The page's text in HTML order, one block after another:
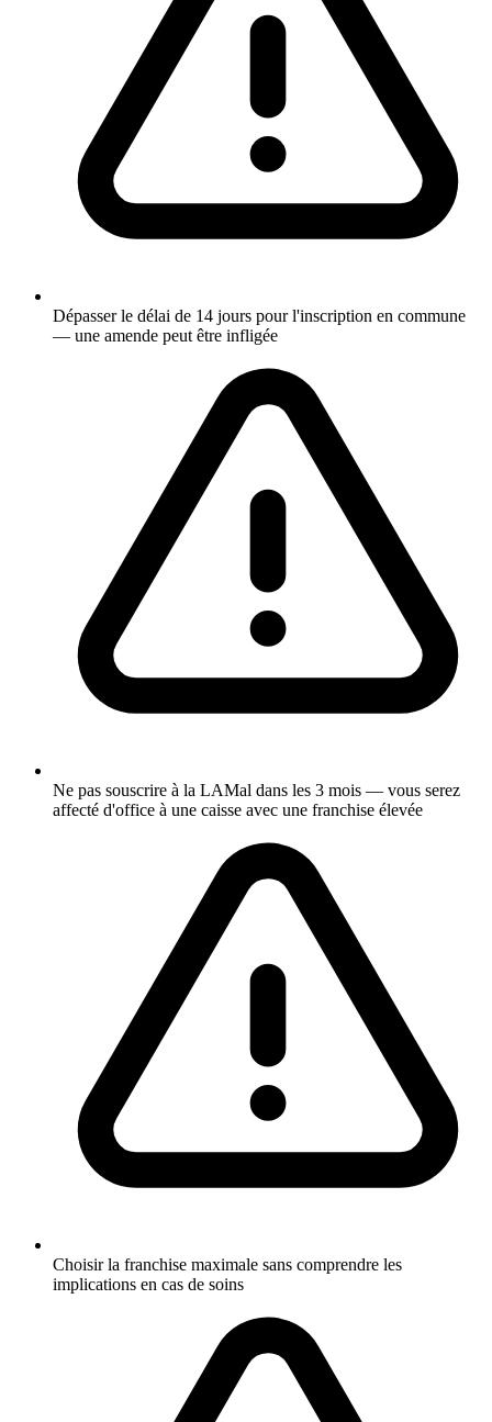
Dépasser le délai de 14 jours pour l'inscription en commune
— une amende peut être infligée
Ne pas souscrire à la LAMal dans les 3 mois — vous serez
affecté d'office à une caisse avec une franchise élevée
Choisir la franchise maximale sans comprendre les
implications en cas de soins